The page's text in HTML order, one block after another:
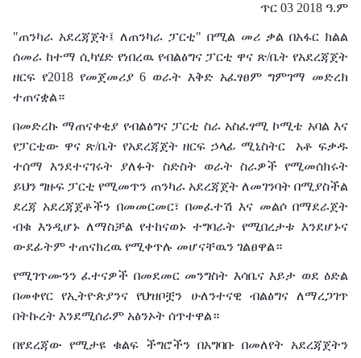
ጥር 03 2018 ዓ.ም
"ጠንካራ አደረጃጀት፤ ለጠንካራ ፓርቲ" በሚል መሪ ቃል በአፋር ክልል
ሰመራ ከተማ ሲካሄድ የነበረዉ የብልፅግና ፓርቲ ዋና ጽ/ቤት የአደረጃጀት
ዘርፍ የ2018 የመጀመሪያ 6 ወራት እቅድ አፈፃፀም ግምገማ መድረክ
ተጠናቋል።
በመድረኩ ማጠናቀቂያ የብልፅግና ፓርቲ ስራ አስፈፃሚ ኮሚቴ አባል እና
የፓርቲው ዋና ጽ/ቤት የአደረጃጀት ዘርፍ ኃላፊ ሚኒስትር አቶ ፍቃዱ
ተሰማ እንደተናገሩት ያለፉት ስድስት ወራት ስራዎች የሚመሰክሩት
ይህን ግዙፍ ፓርቲ የሚመጥን ጠንካራ አደረጃጀት ለመገንባት በሚያስችል
ደረጃ አደረጃጀቶችን በመመርመር፣ በመፈተሽ እና መልሶ በማደራጀት
ብቁ እንዲሆኑ ለማስቻል የተከናወኑ ተግባራት የሚበረታቱ እንደሆኑና
ውደፊትም ተጠናክረዉ የሚቀጥሉ መሆናቸዉን ገልፀዋል።
የሚገጥሙንን ፈተናዎች በመደመር መንግስት እሳቤና እይታ ወደ ዕድል
በመቀየር የኢትዮጵያንና የህዝቦቿን ሁለንተናዊ ብልፅግና ለማረጋገጥ
በትኩረት እንደሚሰራም አፅንኦት ሰጥተዋል።
በየደረጃው የሚታዩ ቁልፍ ችግሮችን በአግባቡ በመለየት አደረጃጀትን